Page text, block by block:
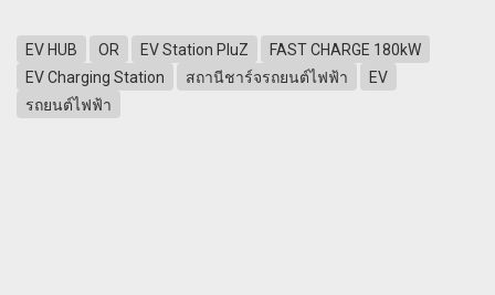
EV HUB OR EV Station PluZ
FAST CHARGE 180kW
EV Charging Station
สถานีชาร์จรถยนต์ไฟฟ้า
EV
รถยนต์ไฟฟ้า